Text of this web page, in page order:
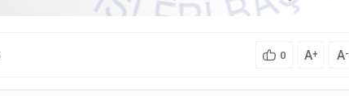
0 A+ A-